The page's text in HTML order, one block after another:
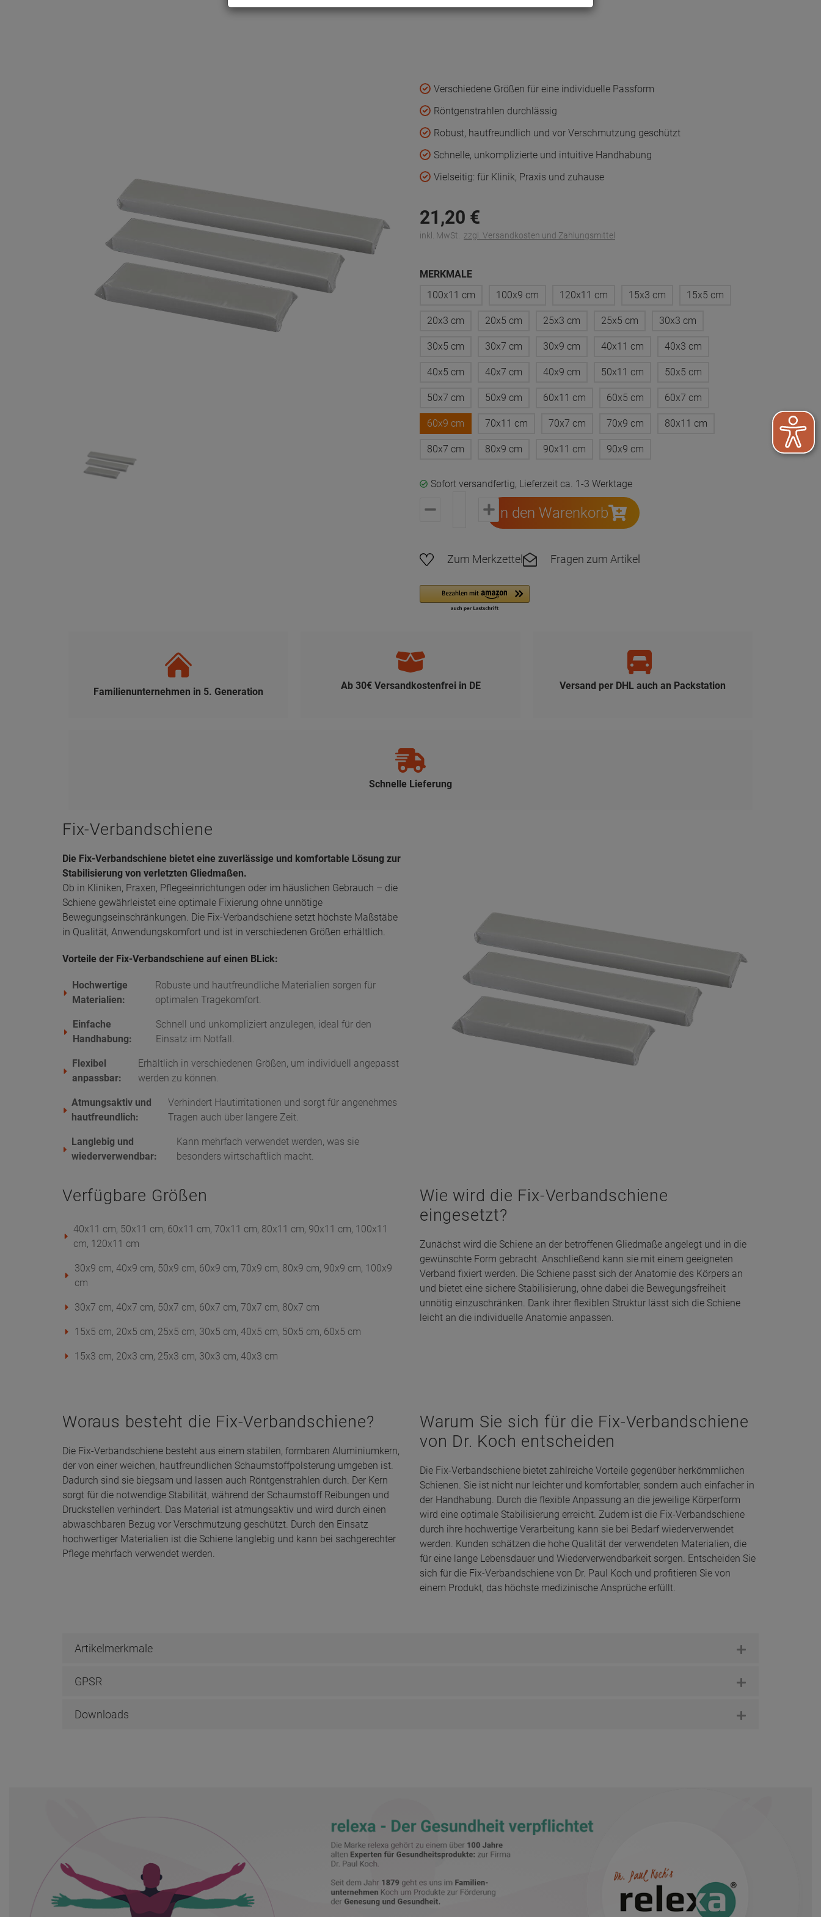
Verschiedene Größen für eine individuelle Passform
Röntgenstrahlen durchlässig
Robust, hautfreundlich und vor Verschmutzung geschützt
Schnelle, unkomplizierte und intuitive Handhabung
Vielseitig: für Klinik, Praxis und zuhause
21,20 €
inkl. MwSt. zzgl. Versandkosten und Zahlungsmittel
MERKMALE
100x11 cm
100x9 cm 120x11 cm 15x3 cm 15x5 cm
20x3 cm 20x5 cm 25x3 cm 25x5 cm 30x3 cm
30x5 cm 30x7 cm 30x9 cm 40x11 cm 40x3 cm
40x5 cm 40x7 cm 40x9 cm 50x11 cm 50x5 cm
50x7 cm 50x9 cm 60x11 cm 60x5 cm 60x7 cm
60x9 cm 70x11 cm 70x7 cm 70x9 cm 80x11 cm
80x7 cm 80x9 cm 90x11 cm 90x9 cm
Sofort versandfertig, Lieferzeit ca. 1-3 Werktage
In den Warenkorb
Zum Merkzettel Fragen zum Artikel
Familienunternehmen in 5. Generation
Ab 30€ Versandkostenfrei in DE Versand per DHL auch an Packstation
Schnelle Lieferung
Fix-Verbandschiene
Die Fix-Verbandschiene bietet eine zuverlässige und komfortable Lösung zur
Stabilisierung von verletzten Gliedmaßen.
Ob in Kliniken, Praxen, Pflegeeinrichtungen oder im häuslichen Gebrauch – die
Schiene gewährleistet eine optimale Fixierung ohne unnötige
Bewegungseinschränkungen. Die Fix-Verbandschiene setzt höchste Maßstäbe
in Qualität, Anwendungskomfort und ist in verschiedenen Größen erhältlich.
Vorteile der Fix-Verbandschiene auf einen BLick:
Hochwertige
Materialien:
Robuste und hautfreundliche Materialien sorgen für
optimalen Tragekomfort.
Einfache
Handhabung:
Schnell und unkompliziert anzulegen, ideal für den
Einsatz im Notfall.
Flexibel
anpassbar:
Erhältlich in verschiedenen Größen, um individuell angepasst
werden zu können.
Atmungsaktiv und
hautfreundlich:
Verhindert Hautirritationen und sorgt für angenehmes
Tragen auch über längere Zeit.
Langlebig und
wiederverwendbar:
Kann mehrfach verwendet werden, was sie
besonders wirtschaftlich macht.
Verfügbare Größen
40x11 cm, 50x11 cm, 60x11 cm, 70x11 cm, 80x11 cm, 90x11 cm, 100x11
cm, 120x11 cm
30x9 cm, 40x9 cm, 50x9 cm, 60x9 cm, 70x9 cm, 80x9 cm, 90x9 cm, 100x9
cm
30x7 cm, 40x7 cm, 50x7 cm, 60x7 cm, 70x7 cm, 80x7 cm
15x5 cm, 20x5 cm, 25x5 cm, 30x5 cm, 40x5 cm, 50x5 cm, 60x5 cm
15x3 cm, 20x3 cm, 25x3 cm, 30x3 cm, 40x3 cm
Wie wird die Fix-Verbandschiene
eingesetzt?
Zunächst wird die Schiene an der betroffenen Gliedmaße angelegt und in die
gewünschte Form gebracht. Anschließend kann sie mit einem geeigneten
Verband fixiert werden. Die Schiene passt sich der Anatomie des Körpers an
und bietet eine sichere Stabilisierung, ohne dabei die Bewegungsfreiheit
unnötig einzuschränken. Dank ihrer flexiblen Struktur lässt sich die Schiene
leicht an die individuelle Anatomie anpassen.
Woraus besteht die Fix-Verbandschiene?
Die Fix-Verbandschiene besteht aus einem stabilen, formbaren Aluminiumkern,
der von einer weichen, hautfreundlichen Schaumstoffpolsterung umgeben ist.
Dadurch sind sie biegsam und lassen auch Röntgenstrahlen durch. Der Kern
sorgt für die notwendige Stabilität, während der Schaumstoff Reibungen und
Druckstellen verhindert. Das Material ist atmungsaktiv und wird durch einen
abwaschbaren Bezug vor Verschmutzung geschützt. Durch den Einsatz
hochwertiger Materialien ist die Schiene langlebig und kann bei sachgerechter
Pflege mehrfach verwendet werden.
Warum Sie sich für die Fix-Verbandschiene
von Dr. Koch entscheiden
Die Fix-Verbandschiene bietet zahlreiche Vorteile gegenüber herkömmlichen
Schienen. Sie ist nicht nur leichter und komfortabler, sondern auch einfacher in
der Handhabung. Durch die flexible Anpassung an die jeweilige Körperform
wird eine optimale Stabilisierung erreicht. Zudem ist die Fix-Verbandschiene
durch ihre hochwertige Verarbeitung kann sie bei Bedarf wiederverwendet
werden. Kunden schätzen die hohe Qualität der verwendeten Materialien, die
für eine lange Lebensdauer und Wiederverwendbarkeit sorgen. Entscheiden Sie
sich für die Fix-Verbandschiene von Dr. Paul Koch und profitieren Sie von
einem Produkt, das höchste medizinische Ansprüche erfüllt.
Artikelmerkmale
GPSR
Downloads